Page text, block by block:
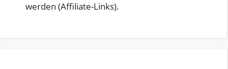
werden (Affiliate-Links).